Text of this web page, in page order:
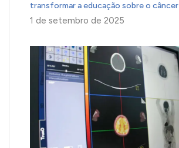
transformar a educação sobre o câncer
1 de setembro de 2025